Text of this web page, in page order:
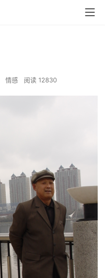
情感 阅读 12830